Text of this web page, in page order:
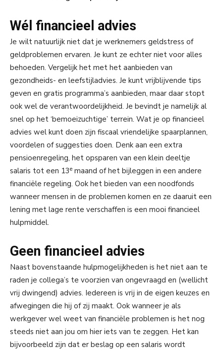
Wél financieel advies
Je wilt natuurlijk niet dat je werknemers geldstress of
geldproblemen ervaren. Je kunt ze echter niet voor alles
behoeden. Vergelijk het met het aanbieden van
gezondheids- en leefstijladvies. Je kunt vrijblijvende tips
geven en gratis programma’s aanbieden, maar daar stopt
ook wel de verantwoordelijkheid. Je bevindt je namelijk al
snel op het ‘bemoeizuchtige’ terrein. Wat je op financieel
advies wel kunt doen zijn fiscaal vriendelijke spaarplannen,
voordelen of suggesties doen. Denk aan een extra
pensioenregeling, het opsparen van een klein deeltje
salaris tot een 13e maand of het bijleggen in een andere
financiële regeling. Ook het bieden van een noodfonds
wanneer mensen in de problemen komen en ze daaruit een
lening met lage rente verschaffen is een mooi financieel
hulpmiddel.
Geen financieel advies
Naast bovenstaande hulpmogelijkheden is het niet aan te
raden je collega’s te voorzien van ongevraagd en (wellicht
vrij dwingend) advies. Iedereen is vrij in de eigen keuzes en
afwegingen die hij of zij maakt. Ook wanneer je als
werkgever wel weet van financiële problemen is het nog
steeds niet aan jou om hier iets van te zeggen. Het kan
bijvoorbeeld zijn dat er beslag op een salaris wordt